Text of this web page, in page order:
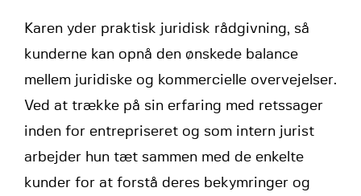
Karen yder praktisk juridisk rådgivning, så
kunderne kan opnå den ønskede balance
mellem juridiske og kommercielle overvejelser.
Ved at trække på sin erfaring med retssager
inden for entrepriseret og som intern jurist
arbejder hun tæt sammen med de enkelte
kunder for at forstå deres bekymringer og